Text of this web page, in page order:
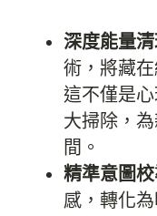
深度能量清
術，將藏
這不僅是
大掃除，
間。
精準意圖校
感，轉化